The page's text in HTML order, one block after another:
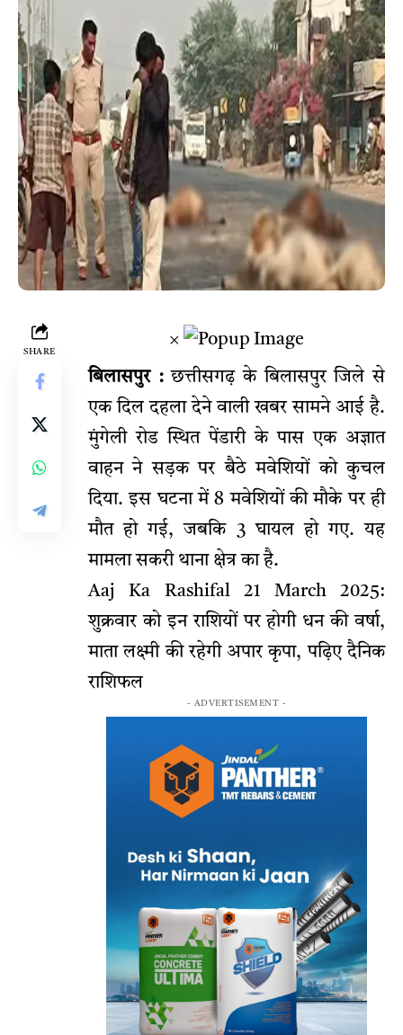
SHARE
×
बिलासपुर :छत्तीसगढ़ के बिलासपुर जिले से
एक दिल दहला देने वाली खबर सामने आई है.
मुंगेली रोड स्थित पेंडारी के पास एक अज्ञात
वाहन ने सड़क पर बैठे मवेशियों को कुचल
दिया. इस घटना में 8 मवेशियों की मौके पर ही
मौत हो गई, जबकि 3 घायल हो गए. यह
मामला सकरी थाना क्षेत्र का है.
Aaj Ka Rashifal 21 March 2025:
शुक्रवार को इन राशियों पर होगी धन की वर्षा,
माता लक्ष्मी की रहेगी अपार कृपा, पढ़िए दैनिक
राशिफल
- ADVERTISEMENT -